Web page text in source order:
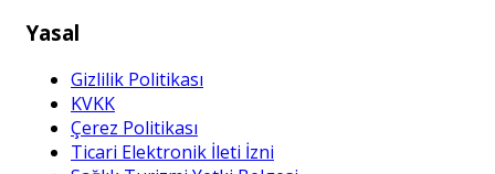
Yasal
Gizlilik Politikası
KVKK
Çerez Politikası
Ticari Elektronik İleti İzni